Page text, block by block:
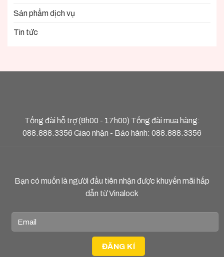
Sản phẩm dịch vụ
Tin tức
Tổng đài hỗ trợ (8h00 - 17h00) Tổng đài mua hàng:
088.888.3356 Giao nhận - Bảo hành: 088.888.3356
Bạn có muốn là người đầu tiên nhận được khuyến mãi hấp
dẫn từ Vinalock